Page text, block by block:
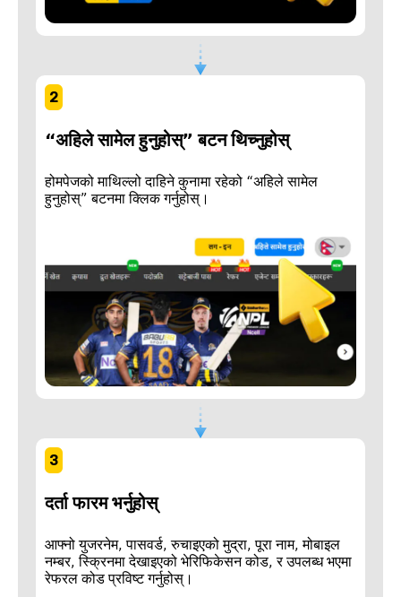
2
“अहिले सामेल हुनुहोस्” बटन थिच्नुहोस्
होमपेजको माथिल्लो दाहिने कुनामा रहेको “अहिले सामेल
हुनुहोस्” बटनमा क्लिक गर्नुहोस्।
3
दर्ता फारम भर्नुहोस्
आफ्नो युजरनेम, पासवर्ड, रुचाइएको मुद्रा, पूरा नाम, मोबाइल
नम्बर, स्क्रिनमा देखाइएको भेरिफिकेसन कोड, र उपलब्ध भएमा
रेफरल कोड प्रविष्ट गर्नुहोस्।